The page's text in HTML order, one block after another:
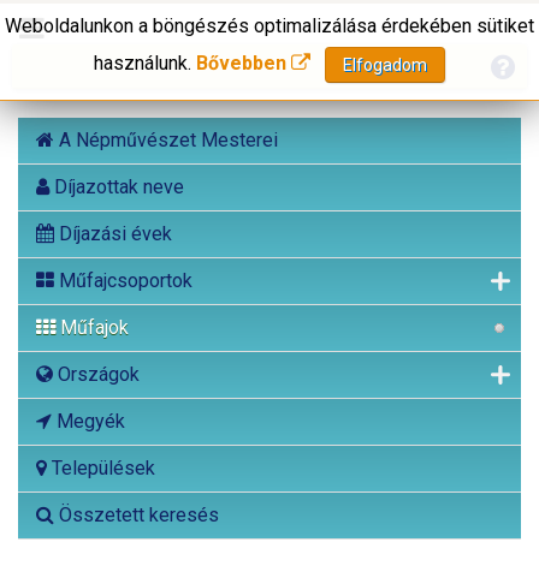
A Népművészet Mesterei
Díjazottak neve
Díjazási évek
Műfajcsoportok
Műfajok
Országok
Megyék
Települések
Összetett keresés
Weboldalunkon a böngészés optimalizálása érdekében sütiket
használunk. Bővebben Elfogadom